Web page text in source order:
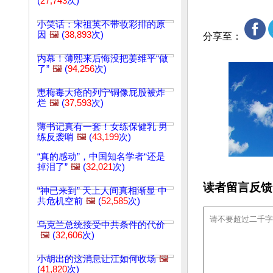
小笑话：宋祖英不带妆彩排的原
因 🖼️ (38,893次)
内幕！薄熙来后悔没把姜维平“做
了” 🖼️ (94,256次)
患梅毒大疮的列宁铜像屁股被炸
烂 🖼️ (37,593次)
薄书记真有一套！女练保健乳 男
练反袭哨 🖼️ (43,199次)
“真的感动”，中国知名学者“还是
掉泪了” 🖼️ (32,021次)
“神已来到” 天上人间真相渐显 中
共危机空前 🖼️ (52,585次)
乌克兰总统接受中共条件的代价
🖼️ (32,606次)
小胡出的这消息让江如何收场 🖼️
(41,820次)
分享至：
读者留言反